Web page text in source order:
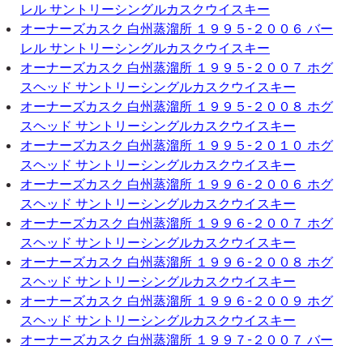
レル サントリーシングルカスクウイスキー
オーナーズカスク 白州蒸溜所 １９９５-２００６ バー
レル サントリーシングルカスクウイスキー
オーナーズカスク 白州蒸溜所 １９９５-２００７ ホグ
スヘッド サントリーシングルカスクウイスキー
オーナーズカスク 白州蒸溜所 １９９５-２００８ ホグ
スヘッド サントリーシングルカスクウイスキー
オーナーズカスク 白州蒸溜所 １９９５-２０１０ ホグ
スヘッド サントリーシングルカスクウイスキー
オーナーズカスク 白州蒸溜所 １９９６-２００６ ホグ
スヘッド サントリーシングルカスクウイスキー
オーナーズカスク 白州蒸溜所 １９９６-２００７ ホグ
スヘッド サントリーシングルカスクウイスキー
オーナーズカスク 白州蒸溜所 １９９６-２００８ ホグ
スヘッド サントリーシングルカスクウイスキー
オーナーズカスク 白州蒸溜所 １９９６-２００９ ホグ
スヘッド サントリーシングルカスクウイスキー
オーナーズカスク 白州蒸溜所 １９９７-２００７ バー